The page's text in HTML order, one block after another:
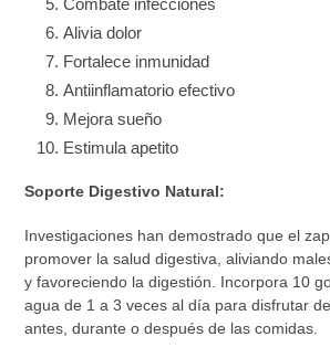
Combate infecciones
Alivia dolor
Fortalece inmunidad
Antiinflamatorio efectivo
Mejora sueño
Estimula apetito
Soporte Digestivo Natural:
Investigaciones han demostrado que el
promover la salud digestiva, aliviando
y favoreciendo la digestión. Incorpora 10
agua de 1 a 3 veces al día para disfrutar
antes, durante o después de las comidas.